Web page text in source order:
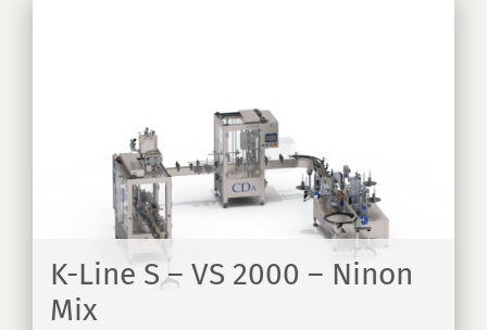
K-Line S – VS 2000 – Ninon
Mix